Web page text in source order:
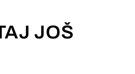
JOŠ